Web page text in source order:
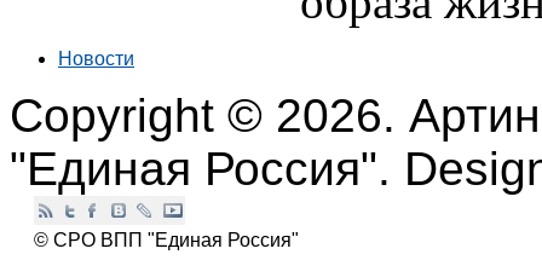
Новости
Copyright © 2026.
"Единая Россия".
© СРО ВПП "Единая Россия"